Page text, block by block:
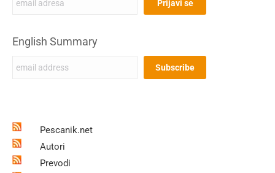
English Summary
Pescanik.net
Autori
Prevodi